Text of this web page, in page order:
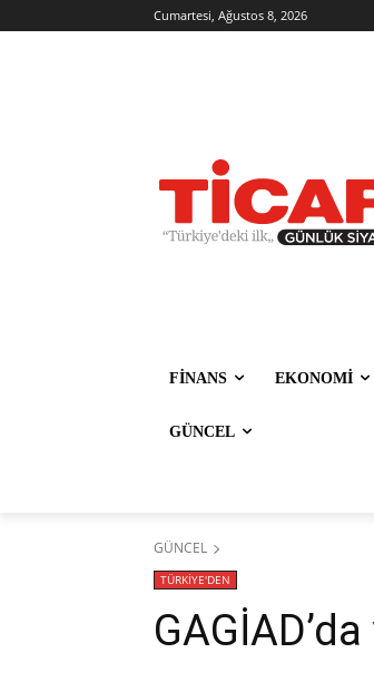
Cumartesi, Ağustos 8, 2026
FİNANS EKONOMİ
GÜNCEL
GÜNCEL
TÜRKİYE'DEN